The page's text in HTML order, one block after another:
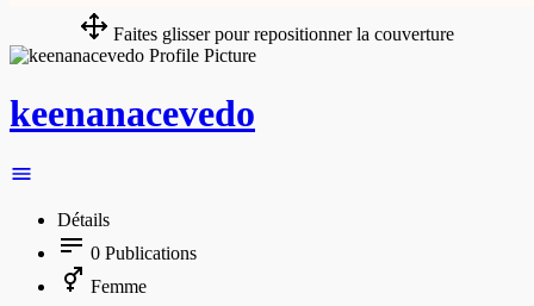
Faites glisser pour repositionner la couverture
keenanacevedo
Détails
0 Publications
Femme